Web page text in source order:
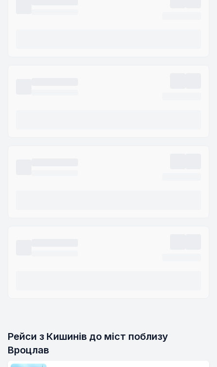
Рейси з Кишинів до міст поблизу
Вроцлав